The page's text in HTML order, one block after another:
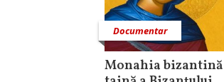
Documentar
Monahia